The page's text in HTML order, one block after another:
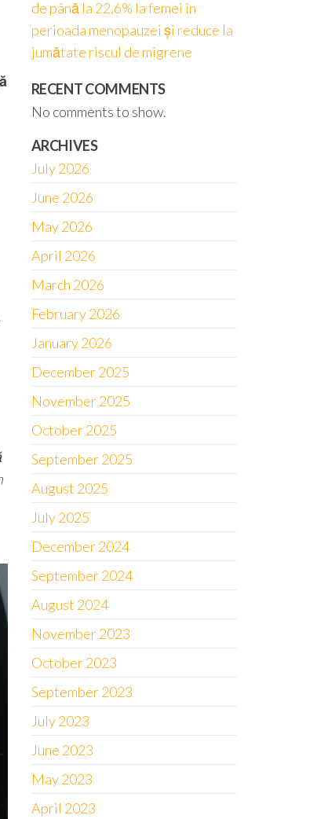
de până la 22,6% la femei în
perioada menopauzei și reduce la
jumătate riscul de migrene
RECENT COMMENTS
No comments to show.
ARCHIVES
July 2026
June 2026
May 2026
April 2026
March 2026
February 2026
January 2026
December 2025
November 2025
October 2025
September 2025
August 2025
July 2025
December 2024
September 2024
August 2024
November 2023
October 2023
September 2023
July 2023
June 2023
May 2023
April 2023